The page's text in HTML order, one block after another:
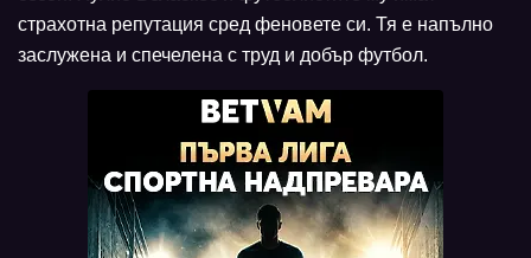
страхотна репутация сред феновете си. Тя е напълно
заслужена и спечелена с труд и добър футбол.